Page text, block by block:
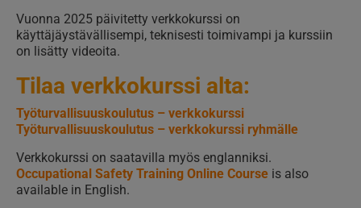
Vuonna 2025 päivitetty verkkokurssi on
käyttäjäystävällisempi, teknisesti toimivampi ja kurssiin
on lisätty videoita.
Tilaa verkkokurssi alta:
Työturvallisuuskoulutus – verkkokurssi
Työturvallisuuskoulutus – verkkokurssi ryhmälle
Verkkokurssi on saatavilla myös englanniksi.
Occupational Safety Training Online Course is also
available in English.